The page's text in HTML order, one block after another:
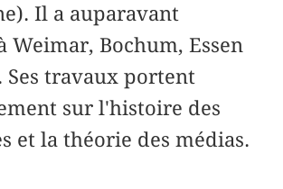
Il a auparavant
Weimar, Bochum, Essen
Ses travaux portent
sur l'histoire des
et la théorie des médias.